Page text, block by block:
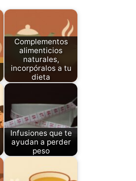
Complementos
alimenticios
naturales,
incorpóralos a tu
dieta
Infusiones que te
ayudan a perder
peso